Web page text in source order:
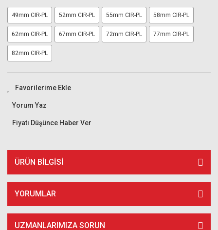
49mm CIR-PL 52mm CIR-PL 55mm CIR-PL 58mm CIR-PL
62mm CIR-PL 67mm CIR-PL 72mm CIR-PL 77mm CIR-PL
82mm CIR-PL
Yorum Yaz
Fiyatı Düşünce Haber Ver
ÜRÜN BILGISI
YORUMLAR
UZMANLARIMIZA SORUN